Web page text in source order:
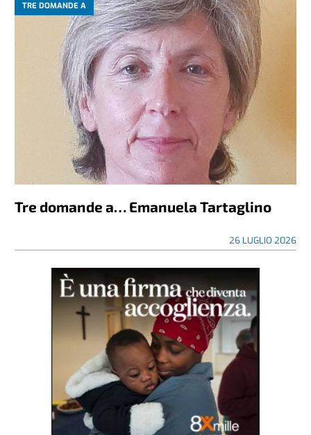
TRE DOMANDE A
Tre domande a… Emanuela Tartaglino
26 LUGLIO 2026